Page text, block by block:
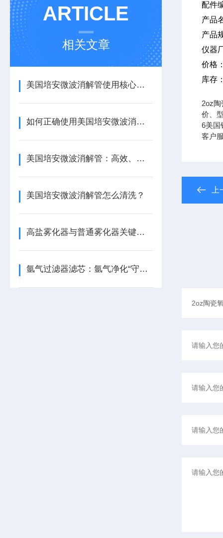
ARTICLE
相关文章
美国培安微波消解管使用核心注意事项
如何正确使用美国培安微波消解管进行样品消解？
美国培安微波消解管：高效、安全且环保的样品前处理解决方案
美国培安微波消解管怎么清洗？
高盐雾化器与普通雾化器关键差异解析
氩气过滤器滤芯：氩气净化“守门人”，保障精密工艺品质
配件
产品
产品
仪器
价格
库存
2oz
价、
6美国
客户